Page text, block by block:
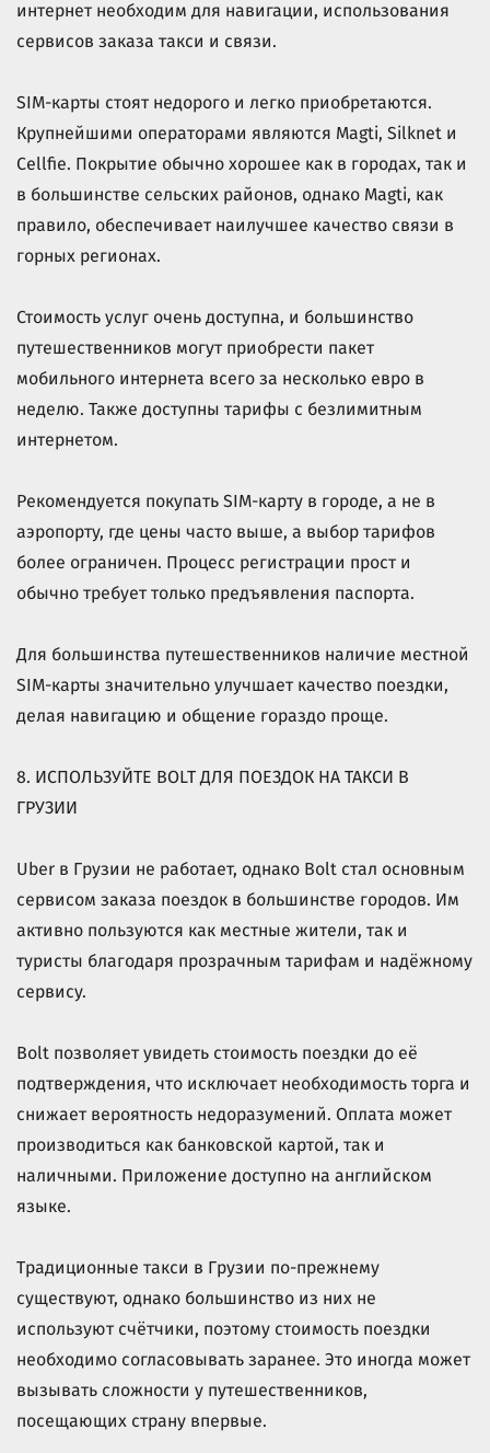
интернет необходим для навигации, использования
сервисов заказа такси и связи.
SIM-карты стоят недорого и легко приобретаются.
Крупнейшими операторами являются Magti, Silknet и
Cellfie. Покрытие обычно хорошее как в городах, так и
в большинстве сельских районов, однако Magti, как
правило, обеспечивает наилучшее качество связи в
горных регионах.
Стоимость услуг очень доступна, и большинство
путешественников могут приобрести пакет
мобильного интернета всего за несколько евро в
неделю. Также доступны тарифы с безлимитным
интернетом.
Рекомендуется покупать SIM-карту в городе, а не в
аэропорту, где цены часто выше, а выбор тарифов
более ограничен. Процесс регистрации прост и
обычно требует только предъявления паспорта.
Для большинства путешественников наличие местной
SIM-карты значительно улучшает качество поездки,
делая навигацию и общение гораздо проще.
8. ИСПОЛЬЗУЙТЕ BOLT ДЛЯ ПОЕЗДОК НА ТАКСИ В
ГРУЗИИ
Uber в Грузии не работает, однако Bolt стал основным
сервисом заказа поездок в большинстве городов. Им
активно пользуются как местные жители, так и
туристы благодаря прозрачным тарифам и надёжному
сервису.
Bolt позволяет увидеть стоимость поездки до её
подтверждения, что исключает необходимость торга и
снижает вероятность недоразумений. Оплата может
производиться как банковской картой, так и
наличными. Приложение доступно на английском
языке.
Традиционные такси в Грузии по-прежнему
существуют, однако большинство из них не
используют счётчики, поэтому стоимость поездки
необходимо согласовывать заранее. Это иногда может
вызывать сложности у путешественников,
посещающих страну впервые.